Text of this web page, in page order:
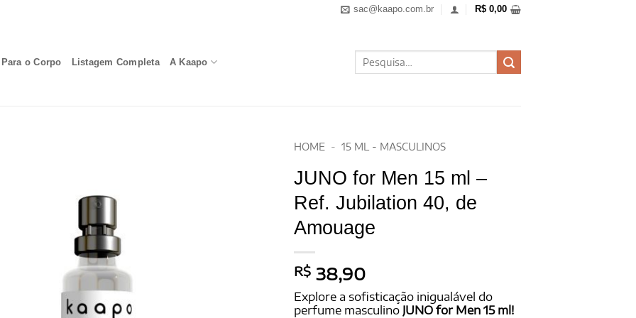
sac@kaapo.com.br R$ 0,00
Para o Corpo Listagem Completa A Kaapo
Pesquisar
por:
HOME - 15 ML - MASCULINOS
JUNO for Men 15 ml –
Ref. Jubilation 40, de
Amouage
R$ 38,90
Explore a sofisticação inigualável do
perfume masculino JUNO for Men 15 ml!